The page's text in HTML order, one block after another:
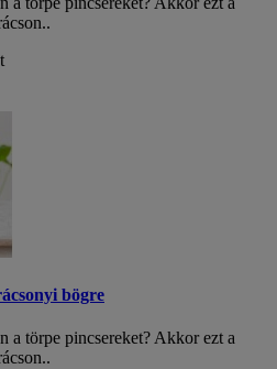
bögre
a törpe pincsereket? Akkor ezt a